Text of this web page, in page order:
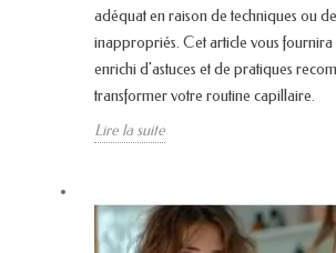
adéquat en raison de techniques ou
inappropriés. Cet article vous
enrichi d'astuces et de pratiques
transformer votre routine capillaire.
Lire la suite